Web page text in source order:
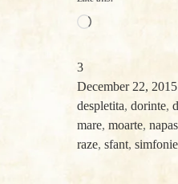
Loading…
3
December 22, 2015
despletita, dorinte,
mare, moarte,
raze, sfant, simfonie